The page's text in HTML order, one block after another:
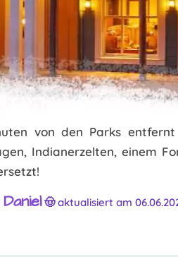
von den Parks
Indianerzelten, einem
Daniel🤠 aktualisiert am